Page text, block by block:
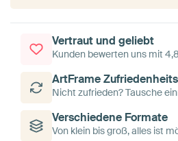
Vertraut und geliebt
Kunden bewerten uns mit
ArtFrame
Nicht zufrieden? Tausche
Verschiedene Formate
Von klein bis groß, alles ist